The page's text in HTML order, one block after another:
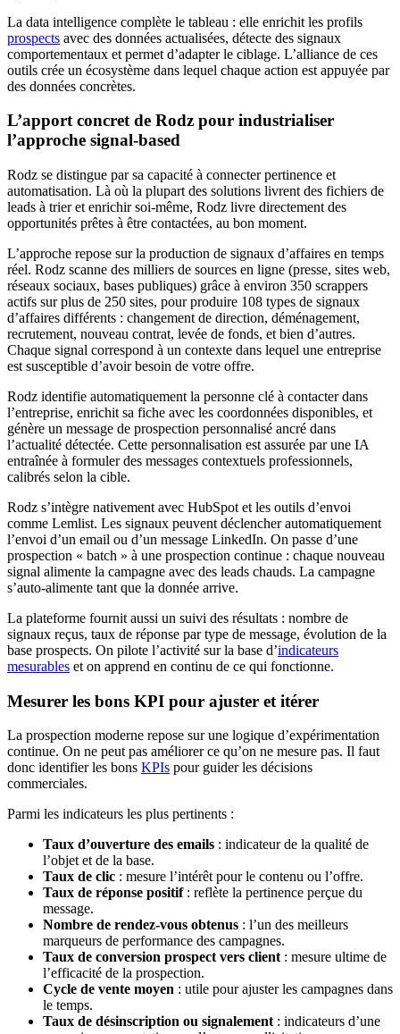
La data intelligence complète le tableau : elle enrichit les profils
prospects avec des données actualisées, détecte des signaux
comportementaux et permet d’adapter le ciblage. L’alliance de ces
outils crée un écosystème dans lequel chaque action est appuyée par
des données concrètes.
L’apport concret de Rodz pour industrialiser
l’approche signal-based
Rodz se distingue par sa capacité à connecter pertinence et
automatisation. Là où la plupart des solutions livrent des fichiers de
leads à trier et enrichir soi-même, Rodz livre directement des
opportunités prêtes à être contactées, au bon moment.
L’approche repose sur la production de signaux d’affaires en temps
réel. Rodz scanne des milliers de sources en ligne (presse, sites web,
réseaux sociaux, bases publiques) grâce à environ 350 scrappers
actifs sur plus de 250 sites, pour produire 108 types de signaux
d’affaires différents : changement de direction, déménagement,
recrutement, nouveau contrat, levée de fonds, et bien d’autres.
Chaque signal correspond à un contexte dans lequel une entreprise
est susceptible d’avoir besoin de votre offre.
Rodz identifie automatiquement la personne clé à contacter dans
l’entreprise, enrichit sa fiche avec les coordonnées disponibles, et
génère un message de prospection personnalisé ancré dans
l’actualité détectée. Cette personnalisation est assurée par une IA
entraînée à formuler des messages contextuels professionnels,
calibrés selon la cible.
Rodz s’intègre nativement avec HubSpot et les outils d’envoi
comme Lemlist. Les signaux peuvent déclencher automatiquement
l’envoi d’un email ou d’un message LinkedIn. On passe d’une
prospection « batch » à une prospection continue : chaque nouveau
signal alimente la campagne avec des leads chauds. La campagne
s’auto-alimente tant que la donnée arrive.
La plateforme fournit aussi un suivi des résultats : nombre de
signaux reçus, taux de réponse par type de message, évolution de la
base prospects. On pilote l’activité sur la base d’indicateurs
mesurables et on apprend en continu de ce qui fonctionne.
Mesurer les bons KPI pour ajuster et itérer
La prospection moderne repose sur une logique d’expérimentation
continue. On ne peut pas améliorer ce qu’on ne mesure pas. Il faut
donc identifier les bons KPIs pour guider les décisions
commerciales.
Parmi les indicateurs les plus pertinents :
Taux d’ouverture des emails : indicateur de la qualité de
l’objet et de la base.
Taux de clic : mesure l’intérêt pour le contenu ou l’offre.
Taux de réponse positif: reflète la pertinence perçue du
message.
Nombre de rendez-vous obtenus : l’un des meilleurs
marqueurs de performance des campagnes.
Taux de conversion prospect vers client: mesure ultime de
l’efficacité de la prospection.
Cycle de vente moyen : utile pour ajuster les campagnes dans
le temps.
Taux de désinscription ou signalement: indicateurs d’une